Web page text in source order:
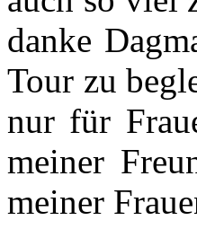
danke
Tour zu
nur für
meiner
meiner